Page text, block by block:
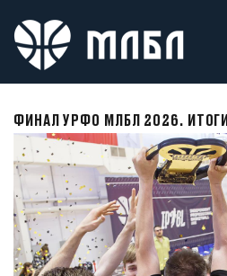
ФИНАЛ УРФО МЛБЛ 2026.